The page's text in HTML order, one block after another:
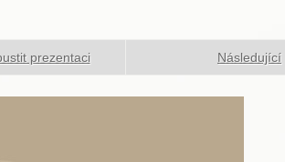
prezentaci Následující